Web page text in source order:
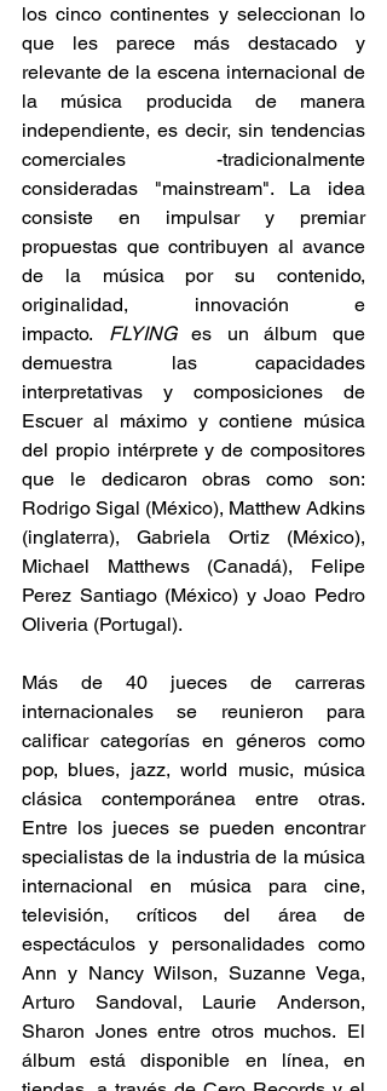
los cinco continentes y seleccionan lo
que les parece más destacado y
relevante de la escena internacional de
la música producida de manera
independiente, es decir, sin tendencias
comerciales -tradicionalmente
consideradas "mainstream". La idea
consiste en impulsar y premiar
propuestas que contribuyen al avance
de la música por su contenido,
originalidad, innovación e
impacto. FLYING es un álbum que
demuestra las capacidades
interpretativas y composiciones de
Escuer al máximo y contiene música
del propio intérprete y de compositores
que le dedicaron obras como son:
Rodrigo Sigal (México), Matthew Adkins
(inglaterra), Gabriela Ortiz (México),
Michael Matthews (Canadá), Felipe
Perez Santiago (México) y Joao Pedro
Oliveria (Portugal).
Más de 40 jueces de carreras
internacionales se reunieron para
calificar categorías en géneros como
pop, blues, jazz, world music, música
clásica contemporánea entre otras.
Entre los jueces se pueden encontrar
specialistas de la industria de la música
internacional en música para cine,
televisión, críticos del área de
espectáculos y personalidades como
Ann y Nancy Wilson, Suzanne Vega,
Arturo Sandoval, Laurie Anderson,
Sharon Jones entre otros muchos. El
álbum está disponible en línea, en